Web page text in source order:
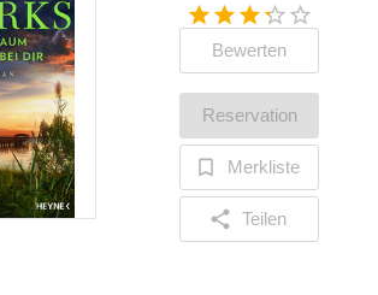
Bewerten
Reservation
Merkliste
Teilen